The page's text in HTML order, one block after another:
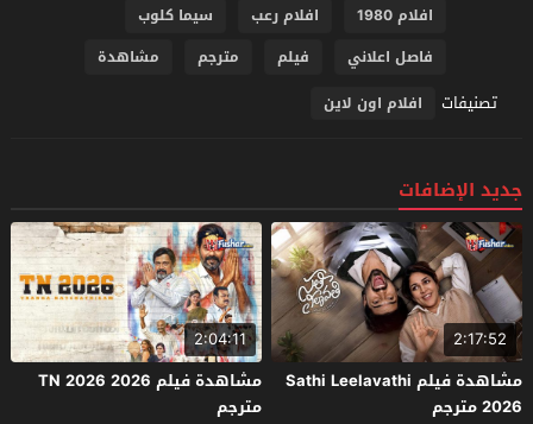
افلام 1980
افلام رعب
سيما كلوب
فاصل اعلاني
فيلم مترجم مشاهدة
تصنيفات افلام اون لاين
جديد الإضافات
2:17:52
مشاهدة فيلم Sathi Leelavathi
2026 مترجم
2:04:11
مشاهدة فيلم TN 2026 2026
مترجم